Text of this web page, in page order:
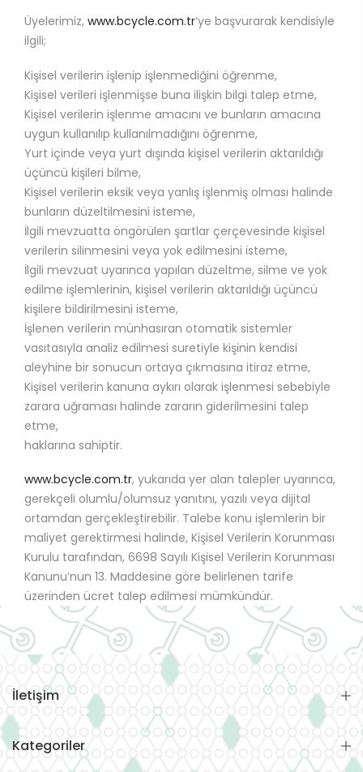
Üyelerimiz, www.bcycle.com.tr‘ye başvurarak kendisiyle
ilgili;
Kişisel verilerin işlenip işlenmediğini öğrenme,
Kişisel verileri işlenmişse buna ilişkin bilgi talep etme,
Kişisel verilerin işlenme amacını ve bunların amacına
uygun kullanılıp kullanılmadığını öğrenme,
Yurt içinde veya yurt dışında kişisel verilerin aktarıldığı
üçüncü kişileri bilme,
Kişisel verilerin eksik veya yanlış işlenmiş olması halinde
bunların düzeltilmesini isteme,
İlgili mevzuatta öngörülen şartlar çerçevesinde kişisel
verilerin silinmesini veya yok edilmesini isteme,
İlgili mevzuat uyarınca yapılan düzeltme, silme ve yok
edilme işlemlerinin, kişisel verilerin aktarıldığı üçüncü
kişilere bildirilmesini isteme,
İşlenen verilerin münhasıran otomatik sistemler
vasıtasıyla analiz edilmesi suretiyle kişinin kendisi
aleyhine bir sonucun ortaya çıkmasına itiraz etme,
Kişisel verilerin kanuna aykırı olarak işlenmesi sebebiyle
zarara uğraması halinde zararın giderilmesini talep
etme,
haklarına sahiptir.
www.bcycle.com.tr, yukarıda yer alan talepler uyarınca,
gerekçeli olumlu/olumsuz yanıtını, yazılı veya dijital
ortamdan gerçekleştirebilir. Talebe konu işlemlerin bir
maliyet gerektirmesi halinde, Kişisel Verilerin Korunması
Kurulu tarafından, 6698 Sayılı Kişisel Verilerin Korunması
Kanunu’nun 13. Maddesine göre belirlenen tarife
üzerinden ücret talep edilmesi mümkündür.
İletişim
Kategoriler